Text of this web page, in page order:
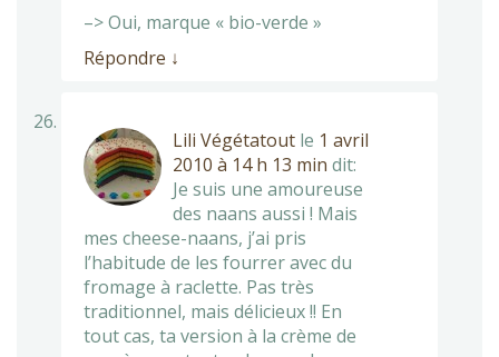
–> Oui, marque « bio-verde »
Répondre ↓
Lili Végétatout le 1 avril
2010 à 14 h 13 min dit:
Je suis une amoureuse
des naans aussi ! Mais
mes cheese-naans, j’ai pris
l’habitude de les fourrer avec du
fromage à raclette. Pas très
traditionnel, mais délicieux !! En
tout cas, ta version à la crème de